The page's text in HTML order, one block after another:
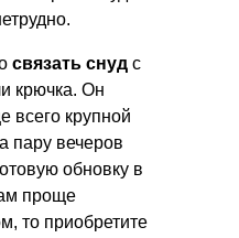
связать снуд с
крючка. Он
всего крупной
пару вечеров
обновку в
проще
то приобретите